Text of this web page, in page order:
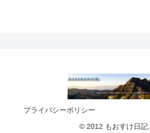
プライバシーポリシー
© 2012 もおすけ日記.